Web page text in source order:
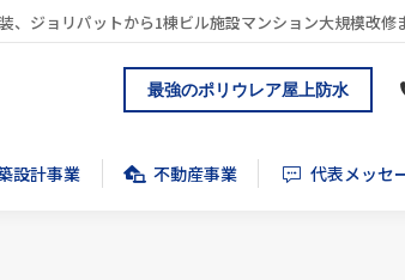
、ジョリパットから1棟ビル施設マンション大規模改修
最強のポリウレア屋上防水
設計事業 不動産事業 代表メッセ
設計事業 不動産事業 代表メッセ